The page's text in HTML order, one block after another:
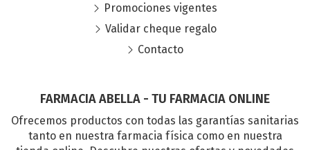
FARMACIA ABELLA - TU FARMACIA ONLINE
Ofrecemos productos con todas las garantías sanitarias
tanto en nuestra farmacia física como en nuestra
Promociones vigentes
Validar cheque regalo
Contacto